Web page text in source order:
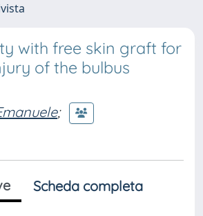
with free skin graft for
of the bulbus
;
Scheda completa